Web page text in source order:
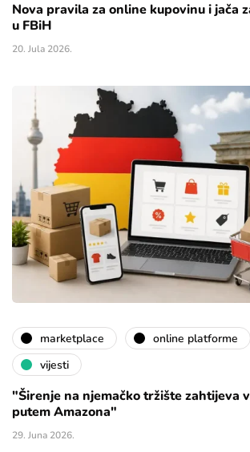
Nova pravila za online kupovinu i jača
u FBiH
20. Jula 2026.
marketplace online platforme
vijesti
"Širenje na njemačko tržište zahtijeva
putem Amazona"
29. Juna 2026.